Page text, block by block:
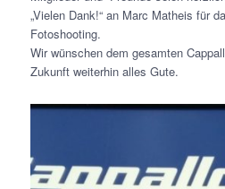
„Vielen Dank!“ an Marc Matheis für
Fotoshooting.
Wir wünschen dem gesamten
Zukunft weiterhin alles Gute.